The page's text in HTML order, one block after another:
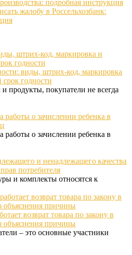
подробная инструкция
жалобу в Россельхозбанк:
виды, штрих-код, маркировка
годности
продукты, покупатели не всегда
работы о зачислении ребенка в
работы о зачислении ребенка в
и ненадлежащего качества
потребителя
и комплекты относятся к
возврат товара по закону в
объяснения причины
– это основные участники